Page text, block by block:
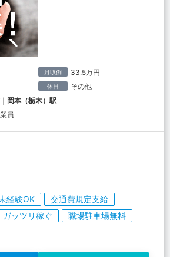
月収例 33.5万円
休日 その他
岡本（栃木）駅
員
経験OK
交通費規定支給
ガッツリ稼ぐ
職場駐車場無料